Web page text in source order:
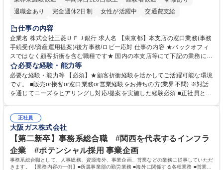
退職金あり
完全週休2日制 女性が活躍中
交通費支給
土日祝休み
仕事の内容
企業名 株式会社三菱ＵＦＪ銀行 求人名 【東京都】本支店の窓口業務(事務
手続受付/資産運用提案)/後方事務/ロビー応対 仕事の内容 ★バックオフィ
スではなく顧客折衝を含む職種です★ 国内の本支店等にて下記の業務に従
事していただきます。 ■窓口/後方/ロビーにて事務手続等の受付・オペレ
ーション、お客様対応 ■窓口にて、ご来店された個人のお客様に対して金
融商品のご提案 ■効率的な事務運用の検討・構築等 ≪業務紹介：ご応募前
に必ずご覧ください≫ ※記事 https://www.mysite.bk.mufg.jp/career/circle/
必要な経験・能力等
必要な経験・能力等 【必須】★顧客折衝経験を活かしてご活躍可能な環境
です。 ■販売or接客or窓口業務or営業経験をお持ちの方(業界不問) ※対話
を通じてニーズをヒアリングし対応/提案を実施した経験必須 ■正社員とし
るので安心して入行いただけます。 幅広いキャリアの選択肢があり、公募
や社内副業等を活用し、 一人ひとりが挑戦できるカルチャーが浸透してい
ます。 学歴・資格 学歴：大学院 大学 高専 短大 専修学校 高校 語学力：
資格：
正社員
大阪ガス株式会社
【第二新卒】事務系総合職 #関西を代表するインフラ
企業 #ポテンシャル採用 事業企画
事務系総合職として、人事総務、資源海外、事業企画、営業などの業務に従事していただ
きます。 【業務内容の一例】■所属事業部の勤労業務 ■海外に関係する各種業務 ■営業部